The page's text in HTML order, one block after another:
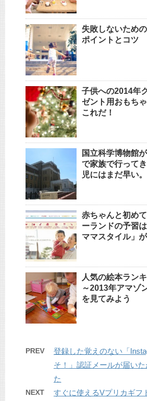
失敗しないため
ポイントとコツ
子供への2014年
ゼント用おもち
これだ！
国立科学博物館
で家族で行って
児にはまだ早い。
赤ちゃんと初め
ーランドの予習
ママスタイル」
人気の絵本ラン
～2013年アマゾ
を見てみよう
PREV
登録した覚えのない「
そ！」認証メールが届い
た
NEXT
すぐに使えるVプリカギフ